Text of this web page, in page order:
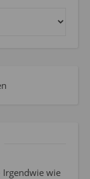
Irgendwie wie